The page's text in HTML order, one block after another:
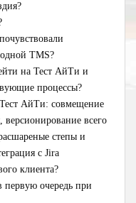
TMS?
на Тест АйТи и
процессы?
АйТи: совмещение
версионирование всего
степы и
с Jira
клиента?
первую очередь при